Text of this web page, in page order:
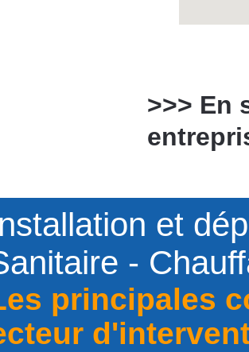
>>> En
et
-
principales